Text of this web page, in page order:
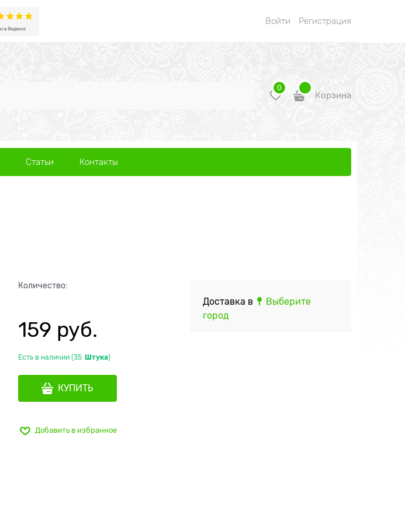
Войти Регистрация
0
Корзина
Статьи Контакты
Количество:
159 руб.
Есть в наличии (35 Штука)
КУПИТЬ
Добавить в избранное
Доставка в
Выберите
город